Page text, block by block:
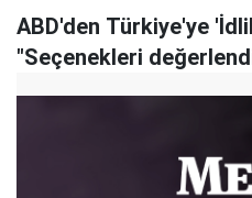
ABD'den Türkiye'ye
"Seçenekleri